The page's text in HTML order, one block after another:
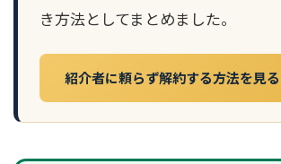
き方法としてまとめました。
紹介者に頼らず解約する方法を見